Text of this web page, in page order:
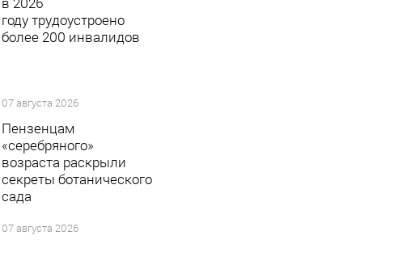
году трудоустроено
более 200 инвалидов
07 августа 2026
Пензенцам
«серебряного»
возраста раскрыли
секреты ботанического
сада
07 августа 2026